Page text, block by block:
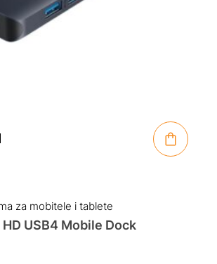
za mobitele i tablete
USB4 Mobile Dock